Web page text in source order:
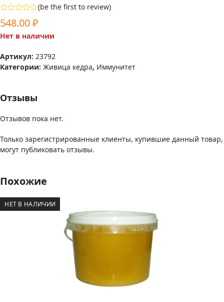
0
5
(be the first to review)
548.00₽
Нет в наличии
Артикул: 23792
Категории: Живица кедра, Иммунитет
Отзывы
Отзывов пока нет.
Только зарегистрированные клиенты, купившие данный товар,
могут публиковать отзывы.
Похожие
НЕТ В НАЛИЧИИ